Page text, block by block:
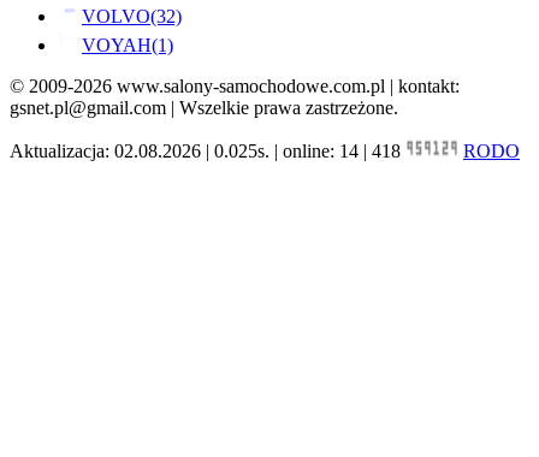
VOLVO(32)
VOYAH(1)
© 2009-2026 www.salony-samochodowe.com.pl | kontakt:
gsnet.pl@gmail.com | Wszelkie prawa zastrzeżone.
Aktualizacja: 02.08.2026 | 0.025s. | online: 14 | 418 RODO